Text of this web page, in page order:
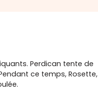
Perdican tente de
ce temps, Rosette,